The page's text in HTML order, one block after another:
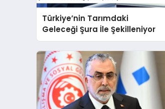
Türkiye’nin Tarımdaki
Geleceği Şura İle Şekilleniyor